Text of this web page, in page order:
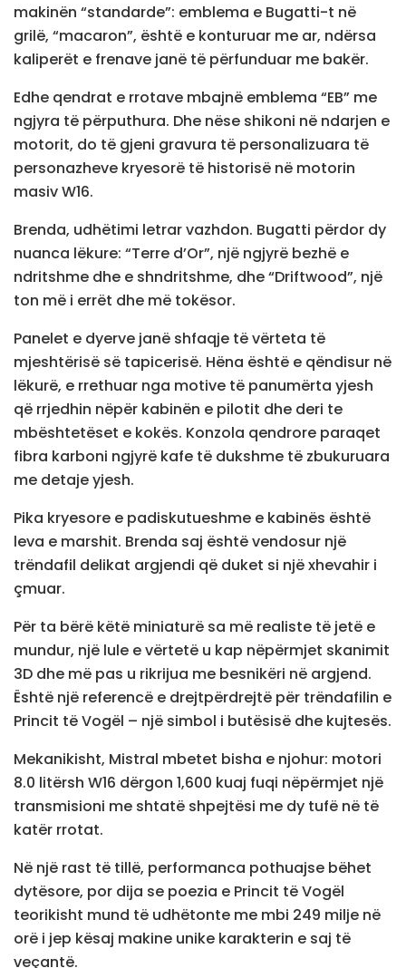
makinën “standarde”: emblema e Bugatti-t në
grilë, “macaron”, është e konturuar me ar, ndërsa
kaliperët e frenave janë të përfunduar me bakër.
Edhe qendrat e rrotave mbajnë emblema “EB” me
ngjyra të përputhura. Dhe nëse shikoni në ndarjen e
motorit, do të gjeni gravura të personalizuara të
personazheve kryesorë të historisë në motorin
masiv W16.
Brenda, udhëtimi letrar vazhdon. Bugatti përdor dy
nuanca lëkure: “Terre d’Or”, një ngjyrë bezhë e
ndritshme dhe e shndritshme, dhe “Driftwood”, një
ton më i errët dhe më tokësor.
Panelet e dyerve janë shfaqje të vërteta të
mjeshtërisë së tapicerisë. Hëna është e qëndisur në
lëkurë, e rrethuar nga motive të panumërta yjesh
që rrjedhin nëpër kabinën e pilotit dhe deri te
mbështetëset e kokës. Konzola qendrore paraqet
fibra karboni ngjyrë kafe të dukshme të zbukuruara
me detaje yjesh.
Pika kryesore e padiskutueshme e kabinës është
leva e marshit. Brenda saj është vendosur një
trëndafil delikat argjendi që duket si një xhevahir i
çmuar.
Për ta bërë këtë miniaturë sa më realiste të jetë e
mundur, një lule e vërtetë u kap nëpërmjet skanimit
3D dhe më pas u rikrijua me besnikëri në argjend.
Është një referencë e drejtpërdrejtë për trëndafilin e
Princit të Vogël – një simbol i butësisë dhe kujtesës.
Mekanikisht, Mistral mbetet bisha e njohur: motori
8.0 litërsh W16 dërgon 1,600 kuaj fuqi nëpërmjet një
transmisioni me shtatë shpejtësi me dy tufë në të
katër rrotat.
Në një rast të tillë, performanca pothuajse bëhet
dytësore, por dija se poezia e Princit të Vogël
teorikisht mund të udhëtonte me mbi 249 milje në
orë i jep kësaj makine unike karakterin e saj të
veçantë.